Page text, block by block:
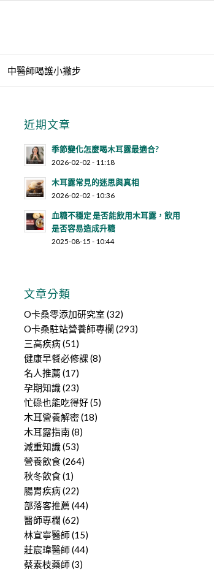
中醫師喝護小撇步
近期文章
季節變化怎麼喝木耳露最適合?
2026-02-02 - 11:18
木耳露常見的迷思與真相
2026-02-02 - 10:36
血糖不穩定 是否能飲用木耳露，飲用
是否容易造成升糖
2025-08-15 - 10:44
文章分類
O卡桑零添加研究室 (32)
O卡桑駐站營養師專欄 (293)
三高疾病(51)
健康早餐必修課(8)
名人推薦 (17)
孕期知識(23)
忙碌也能吃得好(5)
木耳營養解密(18)
木耳露指南(8)
減重知識(53)
營養飲食(264)
秋冬飲食(1)
腸胃疾病(22)
部落客推薦 (44)
醫師專欄 (62)
林宣寧醫師(15)
莊宸瑋醫師(44)
蔡素枝藥師(3)